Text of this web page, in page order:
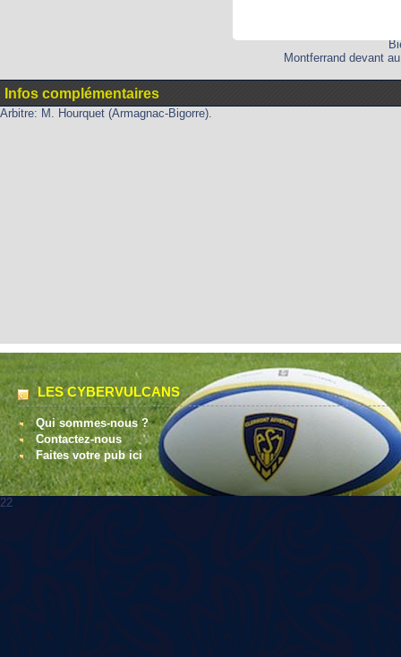
Montferrand devant
Infos complémentaires
Arbitre: M. Hourquet (Armagnac-Bigorre).
LES CYBERVULCANS
Qui sommes-nous ?
Contactez-nous
Faites votre pub ici
22